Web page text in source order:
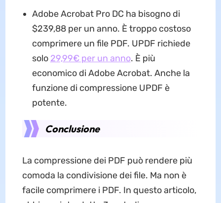
Adobe Acrobat Pro DC ha bisogno di
$239,88 per un anno. È troppo costoso
comprimere un file PDF. UPDF richiede
solo 29,99€ per un anno. È più
economico di Adobe Acrobat. Anche la
funzione di compressione UPDF è
potente.
Conclusione
La compressione dei PDF può rendere più
comoda la condivisione dei file. Ma non è
facile comprimere i PDF. In questo articolo,